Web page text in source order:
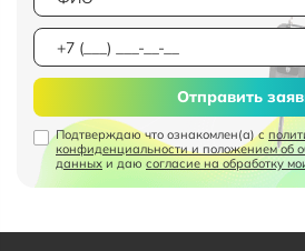
Подтверждаю что ознакомлен(а) с
конфиденциальности и положением об
данных и даю согласие на обработку
Отправить